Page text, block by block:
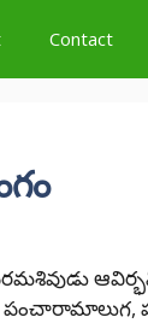
Contact
పంచారామాలుగ,